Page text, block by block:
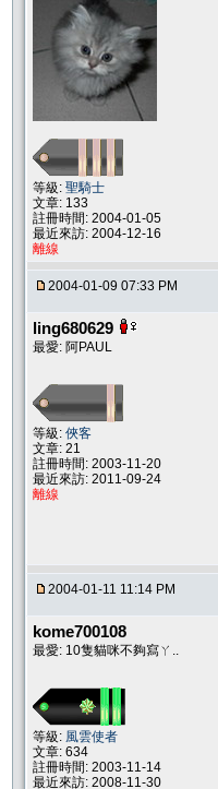
等級: 聖騎士
文章: 133
註冊時間: 2004-01-05
最近來訪: 2004-12-16
離線
2004-01-09 07:33 PM
ling680629
最愛: 阿PAUL
等級: 俠客
文章: 21
註冊時間: 2003-11-20
最近來訪: 2011-09-24
離線
2004-01-11 11:14 PM
kome700108
最愛: 10隻貓咪不夠寫ㄚ..
等級: 風雲使者
文章: 634
註冊時間: 2003-11-14
最近來訪: 2008-11-30